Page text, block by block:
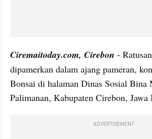
Ciremaitoday.com, Cirebon -
dipamerkan dalam ajang pameran,
Bonsai di halaman Dinas Sosial Bina
Palimanan, Kabupaten Cirebon, Jawa
ADVERTISEMENT